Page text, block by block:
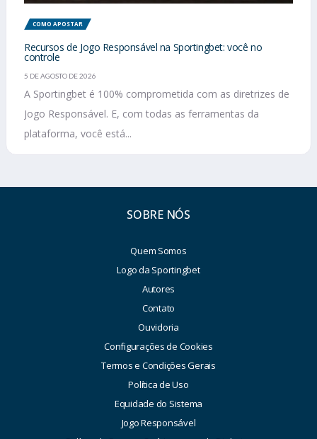
COMO APOSTAR
Recursos de Jogo Responsável na Sportingbet: você no
controle
5 DE AGOSTO DE 2026
A Sportingbet é 100% comprometida com as diretrizes de
Jogo Responsável. E, com todas as ferramentas da
plataforma, você está...
SOBRE NÓS
Quem Somos
Logo da Sportingbet
Autores
Contato
Ouvidoria
Configurações de Cookies
Termos e Condições Gerais
Política de Uso
Equidade do Sistema
Jogo Responsável